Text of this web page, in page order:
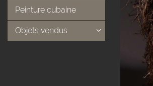
Peinture cubaine
Objets vendus